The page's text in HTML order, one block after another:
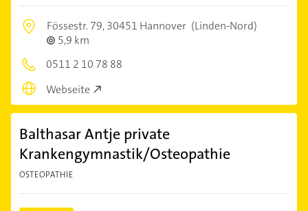
Fössestr. 79,30451 Hannover (Linden-Nord)
5,9 km
0511 2 10 78 88
Webseite
Balthasar Antje private
Krankengymnastik/Osteopathie
OSTEOPATHIE